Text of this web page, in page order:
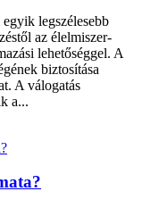
legszélesebb
az élelmiszer-
lehetőséggel. A
biztosítása
A válogatás
a...